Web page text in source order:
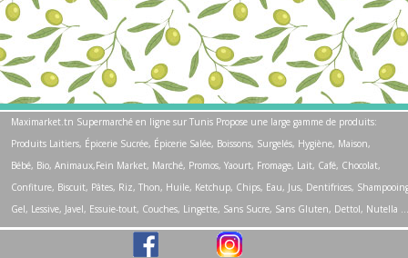
Maximarket.tn Supermarché en ligne sur Tunis Propose une large gamme de produits:
Produits Laitiers, Épicerie Sucrée, Épicerie Salée, Boissons, Surgelés, Hygiène, Maison,
Bébé, Bio, Animaux,Fein Market, Marché, Promos, Yaourt, Fromage, Lait, Café, Chocolat,
Confiture, Biscuit, Pâtes, Riz, Thon, Huile, Ketchup, Chips, Eau, Jus, Dentifrices,
Gel, Lessive, Javel, Essuie-tout, Couches, Lingette, Sans Sucre, Sans Gluten, Dettol, Nutella …